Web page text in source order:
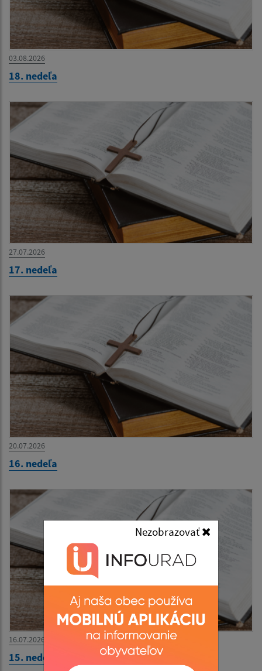
Nezobrazovať
03.08.2026
18. nedeľa
27.07.2026
17. nedeľa
20.07.2026
16. nedeľa
16.07.2026
15. nedeľa